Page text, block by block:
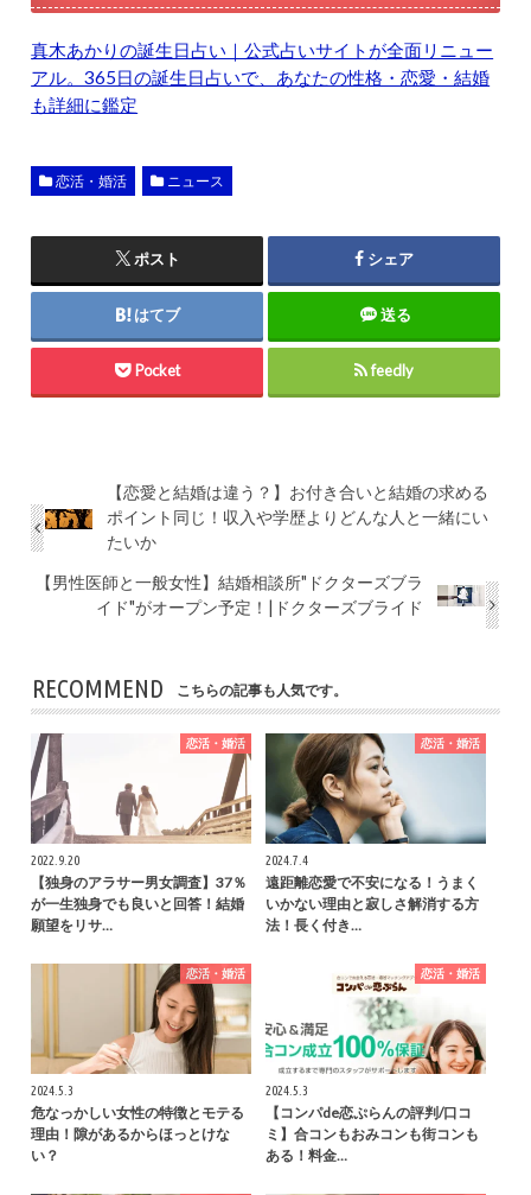
真木あかりの誕生日占い｜公式占いサイトが全面リニュー
アル。365日の誕生日占いで、あなたの性格・恋愛・結婚
も詳細に鑑定
恋活・婚活 ニュース
ポスト シェア
はてブ 送る
Pocket feedly
【恋愛と結婚は違う？】お付き合いと結婚の求める
ポイント同じ！収入や学歴よりどんな人と一緒にい
たいか
【男性医師と一般女性】結婚相談所"ドクターズブラ
イド"がオープン予定！|ドクターズブライド
RECOMMEND こちらの記事も人気です。
恋活・婚活
2022.9.20
【独身のアラサー男女調査】37％
が一生独身でも良いと回答！結婚
願望をリサ…
恋活・婚活
2024.7.4
遠距離恋愛で不安になる！うまく
いかない理由と寂しさ解消する方
法！長く付き…
恋活・婚活
2024.5.3
危なっかしい女性の特徴とモテる
理由！隙があるからほっとけな
い？
恋活・婚活
2024.5.3
【コンパde恋ぷらんの評判/口コ
ミ】合コンもおみコンも街コンも
ある！料金…